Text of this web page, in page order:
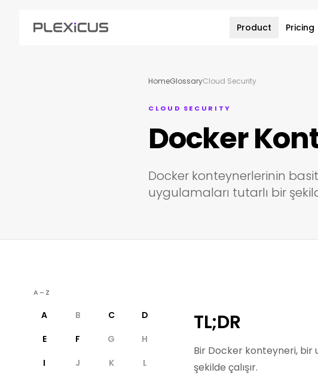
Product Pricing
HomeGlossaryCloud Security
CLOUD SECURITY
Docker
Docker konteynerlerinin basit
uygulamaları tutarlı bir
A–Z
A B C
D
E
F G
H
I
J K
L
TL;DR
Bir Docker konteyneri, bir
şekilde çalışır.